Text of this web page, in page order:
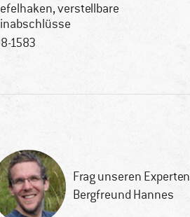
verstellbare
1583
Frag unseren Experten
Bergfreund Hannes